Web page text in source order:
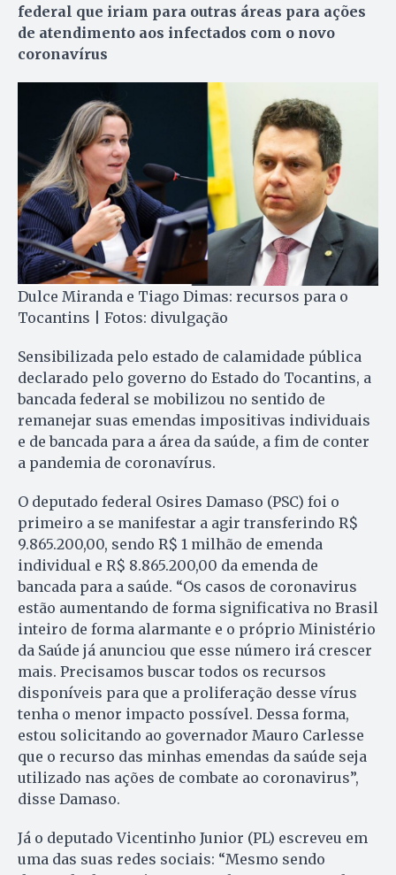
federal que iriam para outras áreas para ações
de atendimento aos infectados com o novo
coronavírus
Dulce Miranda e Tiago Dimas: recursos para o
Tocantins | Fotos: divulgação
Sensibilizada pelo estado de calamidade pública
declarado pelo governo do Estado do Tocantins, a
bancada federal se mobilizou no sentido de
remanejar suas emendas impositivas individuais
e de bancada para a área da saúde, a fim de conter
a pandemia de coronavírus.
O deputado federal Osires Damaso (PSC) foi o
primeiro a se manifestar a agir transferindo R$
9.865.200,00, sendo R$ 1 milhão de emenda
individual e R$ 8.865.200,00 da emenda de
bancada para a saúde. “Os casos de coronavirus
estão aumentando de forma significativa no Brasil
inteiro de forma alarmante e o próprio Ministério
da Saúde já anunciou que esse número irá crescer
mais. Precisamos buscar todos os recursos
disponíveis para que a proliferação desse vírus
tenha o menor impacto possível. Dessa forma,
estou solicitando ao governador Mauro Carlesse
que o recurso das minhas emendas da saúde seja
utilizado nas ações de combate ao coronavirus”,
disse Damaso.
Já o deputado Vicentinho Junior (PL) escreveu em
uma das suas redes sociais: “Mesmo sendo